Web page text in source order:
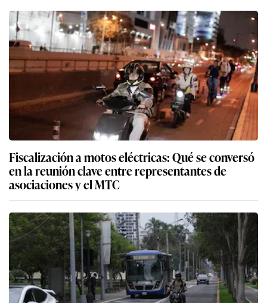
Fiscalización a motos eléctricas: Qué se conversó
en la reunión clave entre representantes de
asociaciones y el MTC